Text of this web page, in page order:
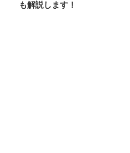
も解説します！